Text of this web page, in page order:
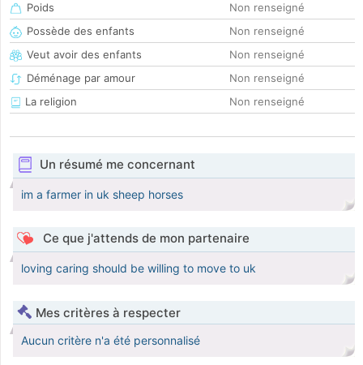
Poids
Non renseigné
Possède des enfants
Non renseigné
Veut avoir des enfants
Non renseigné
Déménage par amour
Non renseigné
La religion
Non renseigné
Un résumé me concernant
im a farmer in uk sheep horses
Ce que j'attends de mon partenaire
loving caring should be willing to move to uk
Mes critères à respecter
Aucun critère n'a été personnalisé